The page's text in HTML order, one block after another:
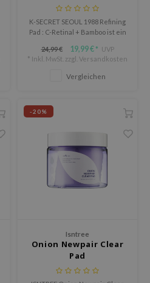
Bamboo
K-SECRET SEOUL 1988 Refining
Pad : C-Retinal + Bamboo ist ein
tägliche Anwendung, das die
Hauttextur verfeinert, die
Hautbarriere unterstützt und
24,99 € 19,99 € * UVP
* Inkl. MwSt. zzgl. Versandkosten
Vergleichen
-20%
Isntree
Onion Newpair Clear
Pad